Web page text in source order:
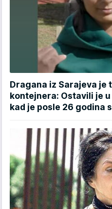
Dragana iz Sarajeva je
kontejnera: Ostavili je
kad je posle 26 godina